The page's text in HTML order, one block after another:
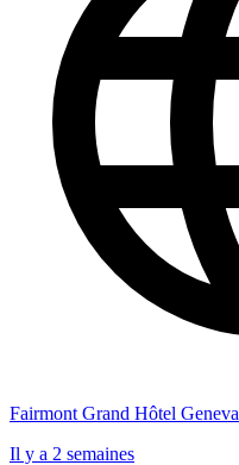
Fairmont Grand Hôtel Geneva
Il y a 2 semaines